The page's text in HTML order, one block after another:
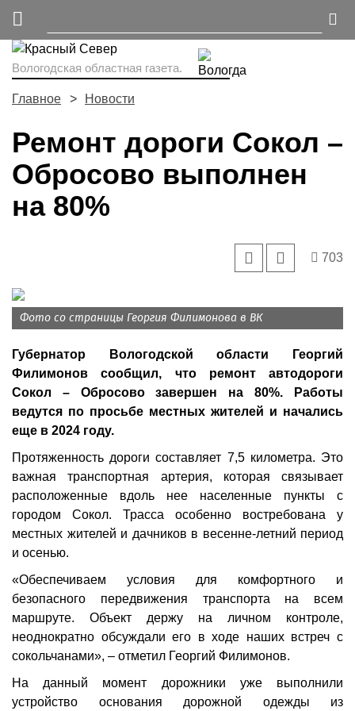
Вологодская областная газета.
Главное Новости
Ремонт дороги Сокол –
Обросово выполнен
на 80%
703
Фото со страницы Георгия Филимонова в ВК
Губернатор Вологодской области Георгий
Филимонов сообщил, что ремонт автодороги
Сокол – Обросово завершен на 80%. Работы
ведутся по просьбе местных жителей и начались
еще в 2024 году.
Протяженность дороги составляет 7,5 километра. Это
важная транспортная артерия, которая связывает
расположенные вдоль нее населенные пункты с
городом Сокол. Трасса особенно востребована у
местных жителей и дачников в весенне-летний период
и осенью.
«Обеспечиваем условия для комфортного и
безопасного передвижения транспорта на всем
маршруте. Объект держу на личном контроле,
неоднократно обсуждали его в ходе наших встреч с
сокольчанами», – отметил Георгий Филимонов.
На данный момент дорожники уже выполнили
устройство основания дорожной одежды из